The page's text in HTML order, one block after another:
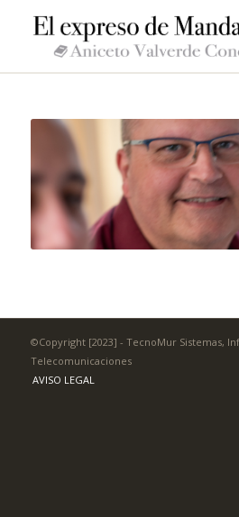
©Copyright [2023] - TecnoMur Sistemas,
Telecomunicaciones
AVISO LEGAL